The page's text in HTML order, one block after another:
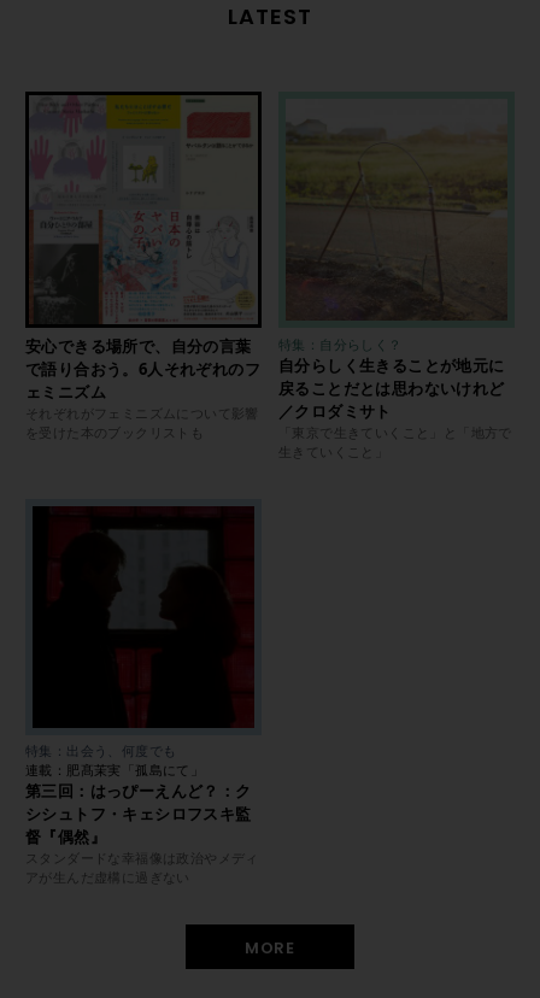
LATEST
安心できる場所で、自分の言葉
で語り合おう。6人それぞれのフ
ェミニズム
それぞれがフェミニズムについて影響
を受けた本のブックリストも
特集：自分らしく？
自分らしく生きることが地元に
戻ることだとは思わないけれど
／クロダミサト
「東京で生きていくこと」と「地方で
生きていくこと」
特集：出会う、何度でも
連載：肥髙茉実「孤島にて」
第三回：はっぴーえんど？：ク
シシュトフ・キェシロフスキ監
督『偶然』
スタンダードな幸福像は政治やメディ
アが生んだ虚構に過ぎない
MORE